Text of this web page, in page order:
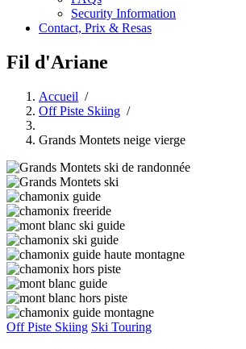
Security Information
Contact, Prix & Resas
Fil d'Ariane
Accueil /
Off Piste Skiing /
Grands Montets neige vierge
Off Piste Skiing Ski Touring